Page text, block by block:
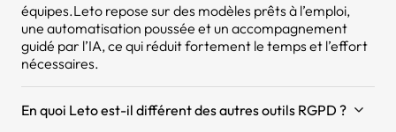
équipes.Leto repose sur des modèles prêts à l’emploi,
une automatisation poussée et un accompagnement
guidé par l’IA, ce qui réduit fortement le temps et l’effort
nécessaires.
En quoi Leto est-il différent des autres outils RGPD ?